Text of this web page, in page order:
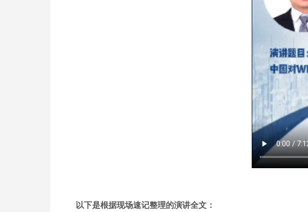
以下是根据现场速记整理的演讲全文：